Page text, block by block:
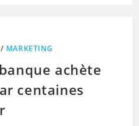
/ MARKETING
achète
centaines